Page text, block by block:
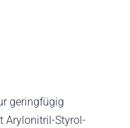
geringfügig
Arylonitril-Styrol-